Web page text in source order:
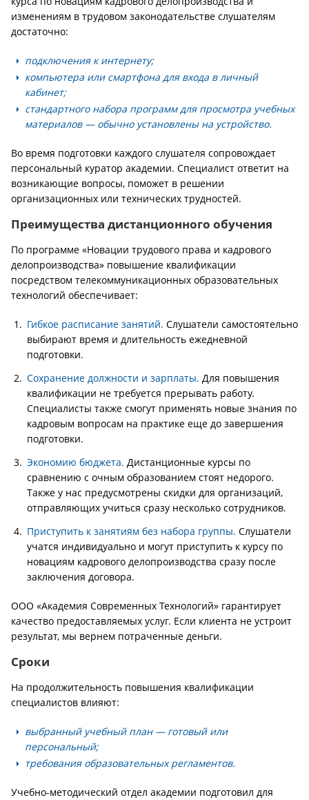
изменениям в трудовом законодательстве слушателям
достаточно:
подключения к интернету;
компьютера или смартфона для входа в личный
кабинет;
стандартного набора программ для просмотра учебных
материалов — обычно установлены на устройство.
Во время подготовки каждого слушателя сопровождает
персональный куратор академии. Специалист ответит на
возникающие вопросы, поможет в решении
организационных или технических трудностей.
Преимущества дистанционного обучения
По программе «Новации трудового права и кадрового
делопроизводства» повышение квалификации
посредством телекоммуникационных образовательных
технологий обеспечивает:
Гибкое расписание занятий. Слушатели самостоятельно
выбирают время и длительность ежедневной
подготовки.
Сохранение должности и зарплаты. Для повышения
квалификации не требуется прерывать работу.
Специалисты также смогут применять новые знания по
кадровым вопросам на практике еще до завершения
подготовки.
Экономию бюджета. Дистанционные курсы по
сравнению с очным образованием стоят недорого.
Также у нас предусмотрены скидки для организаций,
отправляющих учиться сразу несколько сотрудников.
Приступить к занятиям без набора группы. Слушатели
учатся индивидуально и могут приступить к курсу по
новациям кадрового делопроизводства сразу после
заключения договора.
ООО «Академия Современных Технологий» гарантирует
качество предоставляемых услуг. Если клиента не устроит
результат, мы вернем потраченные деньги.
Сроки
На продолжительность повышения квалификации
специалистов влияют:
выбранный учебный план — готовый или
персональный;
требования образовательных регламентов.
Учебно-методический отдел академии подготовил для